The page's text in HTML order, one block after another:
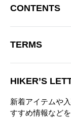
ョン2F
OPEN：12:00～
CONTENTS
商品一覧
ブランド
ブログ
お問い合わせ
HIKER’S
新着アイテムや
すすめ情報など
TERMS
プライバシーポ